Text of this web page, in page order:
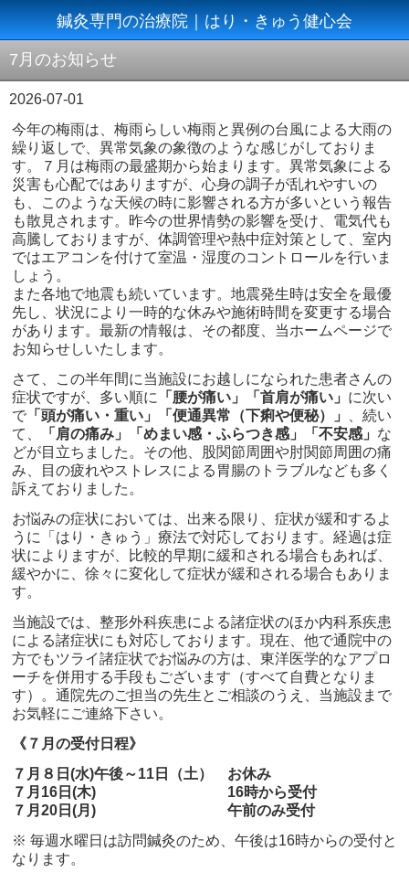
鍼灸専門の治療院｜はり・きゅう健心会
7月のお知らせ
2026-07-01
今年の梅雨は、梅雨らしい梅雨と異例の台風による大雨の
繰り返しで、異常気象の象徴のような感じがしておりま
す。７月は梅雨の最盛期から始まります。異常気象による
災害も心配ではありますが、心身の調子が乱れやすいの
も、このような天候の時に影響される方が多いという報告
も散見されます。昨今の世界情勢の影響を受け、電気代も
高騰しておりますが、体調管理や熱中症対策として、室内
ではエアコンを付けて室温・湿度のコントロールを行いま
しょう。
また各地で地震も続いています。地震発生時は安全を最優
先し、状況により一時的な休みや施術時間を変更する場合
があります。最新の情報は、その都度、当ホームページで
お知らせしいたします。
さて、この半年間に当施設にお越しになられた患者さんの
症状ですが、多い順に
「腰が痛い」「首肩が痛い」 に次い
で 「頭が痛い・重い」「便通異常（下痢や便秘）」
、続い
て、
「肩の痛み」「めまい感・ふらつき感」「不安感」 な
どが目立ちました。その他、股関節周囲や肘関節周囲の痛
み、目の疲れやストレスによる胃腸のトラブルなども多く
訴えておりました。
お悩みの症状においては、出来る限り、症状が緩和するよ
うに「はり・きゅう」療法で対応しております。経過は症
状によりますが、比較的早期に緩和される場合もあれば、
緩やかに、徐々に変化して症状が緩和される場合もありま
す。
当施設では、整形外科疾患による諸症状のほか内科系疾患
による諸症状にも対応しております。現在、他で通院中の
方でもツライ諸症状でお悩みの方は、東洋医学的なアプロ
ーチを併用する手段もございます（すべて自費となりま
す）。通院先のご担当の先生とご相談のうえ、当施設まで
お気軽にご連絡下さい。
《７月の受付日程》
７月８日(水)午後～11日（土）
お休み
７月16日(木)
16時から受付
７月20日(月)
午前のみ受付
※ 毎週水曜日は訪問鍼灸のため、午後は16時からの受付と
なります。